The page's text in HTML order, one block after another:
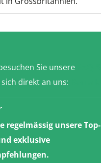
Sie unsere
direkt an uns:
regelmässig unsere Top-
exklusive